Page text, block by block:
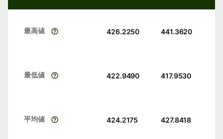
最高値 426.2250 441.3620
最低値 422.9490 417.9530
平均値 424.2175 427.8418